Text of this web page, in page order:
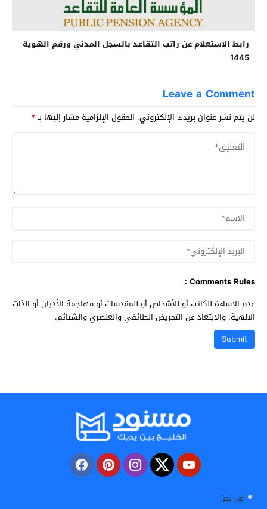
رابط الاستعلام عن راتب التقاعد بالسجل المدني ورقم الهوية
1445
Leave a Comment
لن يتم نشر عنوان بريدك الإلكتروني. الحقول الإلزامية مشار إليها بـ*
Comments Rules :
عدم الإساءة للكاتب أو للأشخاص أو للمقدسات أو مهاجمة الأديان أو الذات
الالهية. والابتعاد عن التحريض الطائفي والعنصري والشتائم.
من نحن